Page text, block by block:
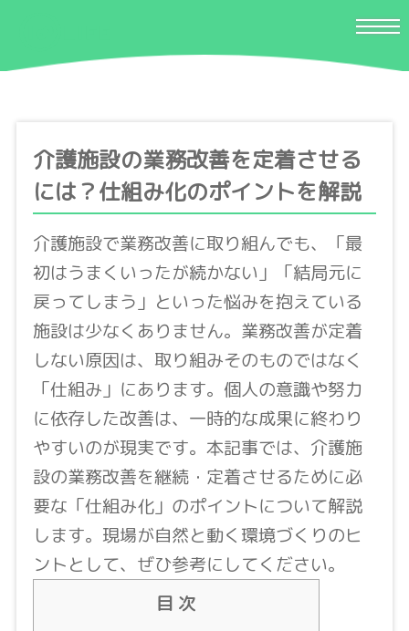
介護施設の業務改善を定着させる
には？仕組み化のポイントを解説
介護施設で業務改善に取り組んでも、「最
初はうまくいったが続かない」「結局元に
戻ってしまう」といった悩みを抱えている
施設は少なくありません。業務改善が定着
しない原因は、取り組みそのものではなく
「仕組み」にあります。個人の意識や努力
に依存した改善は、一時的な成果に終わり
やすいのが現実です。本記事では、介護施
設の業務改善を継続・定着させるために必
要な「仕組み化」のポイントについて解説
します。現場が自然と動く環境づくりのヒ
ントとして、ぜひ参考にしてください。
目 次